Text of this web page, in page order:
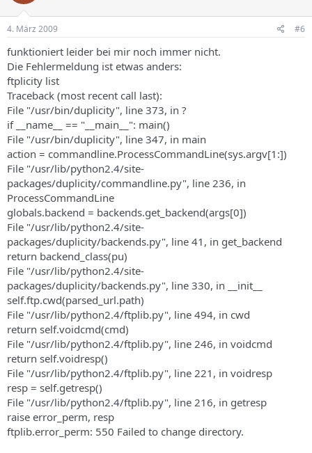
4. März 2009 #6
funktioniert leider bei mir noch immer nicht.
Die Fehlermeldung ist etwas anders:
ftplicity list
Traceback (most recent call last):
File "/usr/bin/duplicity", line 373, in ?
if __name__ == "__main__": main()
File "/usr/bin/duplicity", line 347, in main
action = commandline.ProcessCommandLine(sys.argv[1:])
File "/usr/lib/python2.4/site-
packages/duplicity/commandline.py", line 236, in
ProcessCommandLine
globals.backend = backends.get_backend(args[0])
File "/usr/lib/python2.4/site-
packages/duplicity/backends.py", line 41, in get_backend
return backend_class(pu)
File "/usr/lib/python2.4/site-
packages/duplicity/backends.py", line 330, in __init__
self.ftp.cwd(parsed_url.path)
File "/usr/lib/python2.4/ftplib.py", line 494, in cwd
return self.voidcmd(cmd)
File "/usr/lib/python2.4/ftplib.py", line 246, in voidcmd
return self.voidresp()
File "/usr/lib/python2.4/ftplib.py", line 221, in voidresp
resp = self.getresp()
File "/usr/lib/python2.4/ftplib.py", line 216, in getresp
raise error_perm, resp
ftplib.error_perm: 550 Failed to change directory.